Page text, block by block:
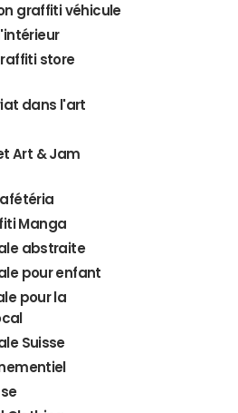
graffiti véhicule
store
dans l'art
Art & Jam
Manga
abstraite
pour enfant
pour la
Suisse